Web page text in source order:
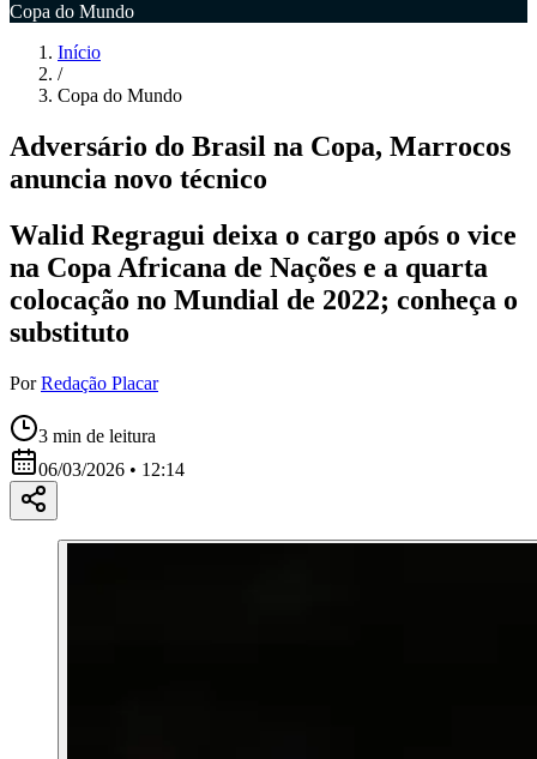
Copa do Mundo
Início
/
Copa do Mundo
Adversário do Brasil na Copa, Marrocos
anuncia novo técnico
Walid Regragui deixa o cargo após o vice
na Copa Africana de Nações e a quarta
colocação no Mundial de 2022; conheça o
substituto
Por Redação Placar
3 min de leitura
06/03/2026 • 12:14